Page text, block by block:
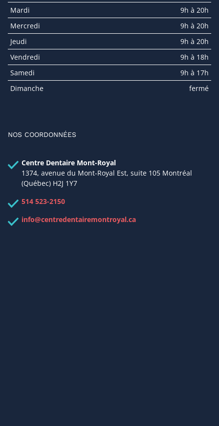
Mardi
9h à 20h
Mercredi
9h à 20h
Jeudi
9h à 20h
Vendredi
9h à 18h
Samedi
9h à 17h
Dimanche
fermé
NOS COORDONNÉES
Centre Dentaire Mont-Royal
1374, avenue du Mont-Royal Est, suite 105 Montréal
(Québec) H2J 1Y7
514 523-2150
info@centredentairemontroyal.ca